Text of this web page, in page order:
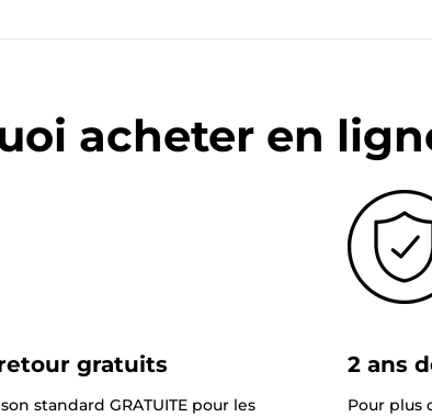
acheter en
gratuits
standard GRATUITE pour les
2 ans
Pour plus